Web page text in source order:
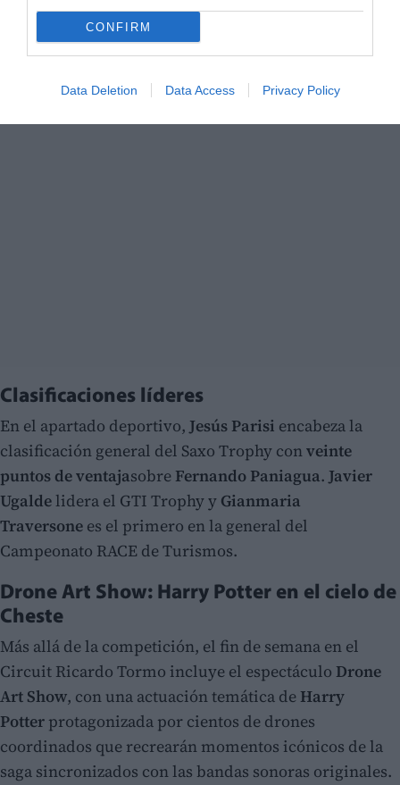
CONFIRM
Data Deletion Data Access Privacy Policy
Clasificaciones líderes
En el apartado deportivo, Jesús Parisi encabeza la
clasificación general del Saxo Trophy conveinte
puntos de ventajasobre Fernando Paniagua. Javier
Ugalde lidera el GTI Trophy y Gianmaria
Traversone es el primero en la general del
Campeonato RACE de Turismos.
Drone Art Show: Harry Potter en el cielo de
Cheste
Más allá de la competición, el fin de semana en el
Circuit Ricardo Tormo incluye el espectáculo Drone
Art Show, con una actuación temática de Harry
Potter protagonizada por cientos de drones
coordinados que recrearán momentos icónicos de la
saga sincronizados con las bandas sonoras originales.